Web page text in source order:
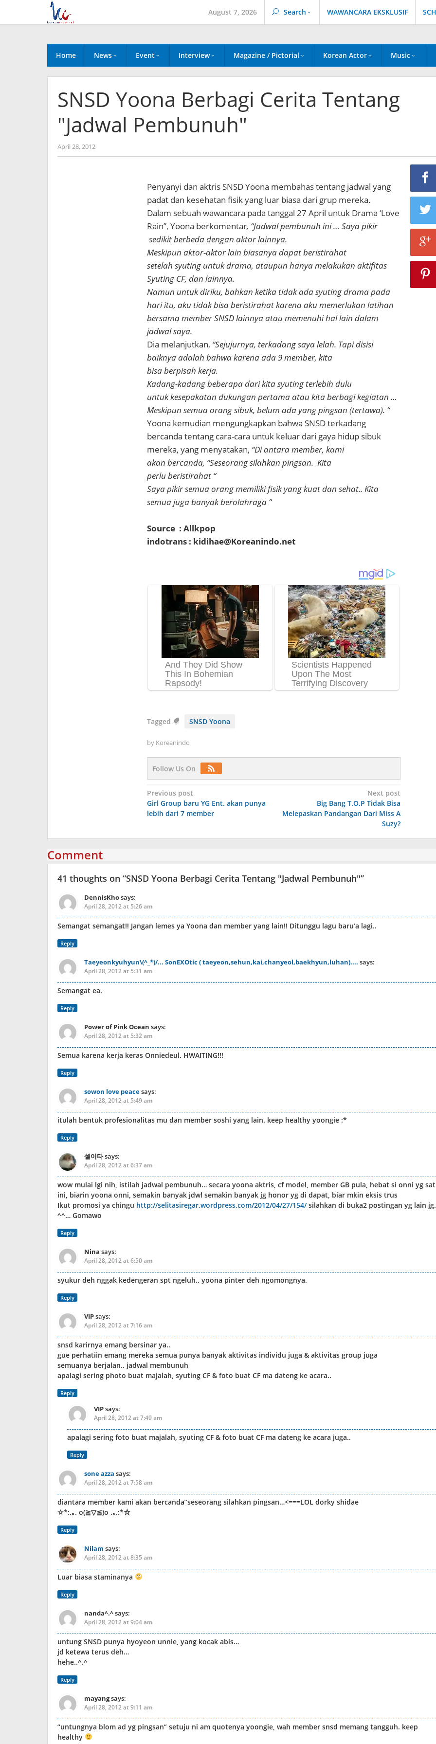
content
August 7, 2026 Search WAWANCARA EKSKLUSIF
Home News Event Interview Magazine / Pictorial Korean Actor Music
SNSD Yoona Berbagi Cerita Tentang
"Jadwal Pembunuh"
April 28, 2012by
Koreanindo
Penyanyi dan aktris SNSD Yoona membahas tentang jadwal yang
padat dan kesehatan fisik yang luar biasa dari grup mereka.
Dalam sebuah wawancara pada tanggal 27 April untuk Drama ‘Love
Rain”, Yoona berkomentar, “Jadwal pembunuh ini … Saya pikir
sedikit berbeda dengan aktor lainnya.
Meskipun aktor-aktor lain biasanya dapat beristirahat
setelah syuting untuk drama, ataupun hanya melakukan aktifitas
Syuting CF, dan lainnya.
Namun untuk diriku, bahkan ketika tidak ada syuting drama pada
hari itu, aku tidak bisa beristirahat karena aku memerlukan latihan
bersama member SNSD lainnya atau memenuhi hal lain dalam
jadwal saya.
Dia melanjutkan, “Sejujurnya, terkadang saya lelah. Tapi disisi
baiknya adalah bahwa karena ada 9 member, kita
bisa berpisah kerja.
Kadang-kadang beberapa dari kita syuting terlebih dulu
untuk kesepakatan dukungan pertama atau kita berbagi kegiatan …
Meskipun semua orang sibuk, belum ada yang pingsan (tertawa). “
Yoona kemudian mengungkapkan bahwa SNSD terkadang
bercanda tentang cara-cara untuk keluar dari gaya hidup sibuk
mereka, yang menyatakan, “Di antara member, kami
akan bercanda, “Seseorang silahkan pingsan. Kita
perlu beristirahat “
Saya pikir semua orang memiliki fisik yang kuat dan sehat.. Kita
semua juga banyak berolahraga “
Source : Allkpop
indotrans : kidihae@Koreanindo.net
Tagged SNSD Yoona
by Koreanindo
Follow Us On
Post
navigation
Previous post
Girl Group baru YG Ent. akan punya
lebih dari 7 member
Next post
Big Bang T.O.P Tidak Bisa
Melepaskan Pandangan Dari Miss A
Suzy?
Comment
41 thoughts on “SNSD Yoona Berbagi Cerita Tentang "Jadwal Pembunuh"”
DennisKhosays:
April 28, 2012 at 5:26 am
Semangat semangat!! Jangan lemes ya Yoona dan member yang lain!! Ditunggu lagu baru’a lagi..
Reply
Taeyeonkyuhyun\(^_*)/... SonEXOtic ( taeyeon,sehun,kai,chanyeol,baekhyun,luhan).... says:
April 28, 2012 at 5:31 am
Semangat ea.
Reply
Power of Pink Ocean says:
April 28, 2012 at 5:32 am
Semua karena kerja keras Onniedeul. HWAITING!!!
Reply
sowon love peacesays:
April 28, 2012 at 5:49 am
itulah bentuk profesionalitas mu dan member soshi yang lain. keep healthy yoongie :*
Reply
셀이타says:
April 28, 2012 at 6:37 am
wow mulai lgi nih, istilah jadwal pembunuh… secara yoona aktris, cf model, member GB pula, hebat si onni yg
ini, biarin yoona onni, semakin banyak jdwl semakin banyak jg honor yg di dapat, biar mkin eksis trus
Ikut promosi ya chingu http://selitasiregar.wordpress.com/2012/04/27/154/silahkan di buka2 postingan yg lain
^^… Gomawo
Reply
Nina says:
April 28, 2012 at 6:50 am
syukur deh nggak kedengeran spt ngeluh.. yoona pinter deh ngomongnya.
Reply
VIPsays:
April 28, 2012 at 7:16 am
snsd karirnya emang bersinar ya..
gue perhatiin emang mereka semua punya banyak aktivitas individu juga & aktivitas group juga
semuanya berjalan.. jadwal membunuh
apalagi sering photo buat majalah, syuting CF & foto buat CF ma dateng ke acara..
Reply
VIPsays:
April 28, 2012 at 7:49 am
apalagi sering foto buat majalah, syuting CF & foto buat CF ma dateng ke acara juga..
Reply
sone azza says:
April 28, 2012 at 7:58 am
diantara member kami akan bercanda”seseorang silahkan pingsan…<===LOL dorky shidae
☆*:.｡. o(≧▽≦)o .｡.:*☆
Reply
Nilam says:
April 28, 2012 at 8:35 am
Luar biasa staminanya
Reply
nanda^.^says:
April 28, 2012 at 9:04 am
untung SNSD punya hyoyeon unnie, yang kocak abis…
jd ketewa terus deh…
hehe..^.^
Reply
mayangsays:
April 28, 2012 at 9:11 am
“untungnya blom ad yg pingsan” setuju ni am quotenya yoongie, wah member snsd memang tangguh. keep
healthy